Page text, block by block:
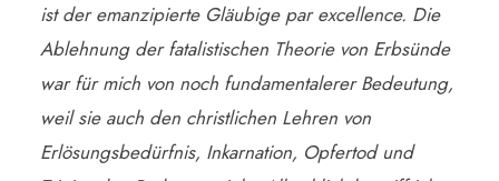
ist der emanzipierte Gläubige par excellence. Die
Ablehnung der fatalistischen Theorie von Erbsünde
war für mich von noch fundamentalerer Bedeutung,
weil sie auch den christlichen Lehren von
Erlösungsbedürfnis, Inkarnation, Opfertod und